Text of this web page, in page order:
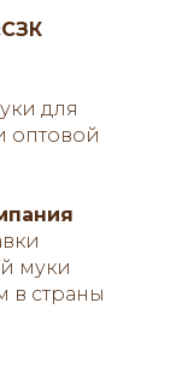
для
оптовой
муки
в страны